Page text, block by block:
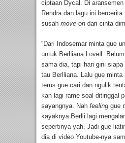
ciptaan Dycal. Di
Rendra dan lagu ini bercerita
susah move-on dari cinta
“Dari Indosemar minta gue
untuk Berlliana Lovell.
sama dia, tapi hari gini
tau Berlliana. Lalu gue minta
terus gue cari dan ngulik
kan lagi rame soal ditinggal
sayangnya. Nah feeling gue
kayaknya Berlli lagi
sepertinya yah. Jadi gue
dia di video Youtube-nya